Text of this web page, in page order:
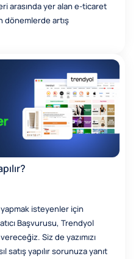
arasında yer alan e-ticaret
dönemlerde artış
yapmak isteyenler için
Başvurusu, Trendyol
Siz de yazımızı
satış yapılır sorunuza yanıt